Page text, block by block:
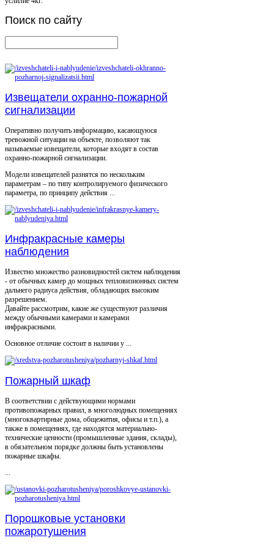
Поиск по сайту
Извещатели охранно-пожарной
сигнализации
Оперативно получить информацию, касающуюся
тревожной ситуации на объекте, позволяют так
называемые извещатели, которые входят в состав
охранно-пожарной сигнализации.
Модели извещателей разнятся по нескольким
параметрам – по типу контролируемого физического
параметра, по принципу действия ...
Инфракрасные камеры
наблюдения
Известно множество разновидностей систем наблюдения
- от обычных камер до мощных тепловизионных систем
дальнего радиуса действия, обладающих высоким
разрешением.
Давайте рассмотрим, какие же существуют различия
между обычными камерами и камерами
инфракрасными.
Основное отличие состоит в наличии у ...
Пожарный шкаф
В соответствии с действующими нормами
противопожарных правил, в многолюдных помещениях
(многоквартирные дома, общежития, офисы и т.п.), а
также в помещениях, где находятся материально-
технические ценности (промышленные здания, склады),
в обязательном порядке должны быть установлены
пожарные шкафы.
...
Порошковые установки
пожаротушения